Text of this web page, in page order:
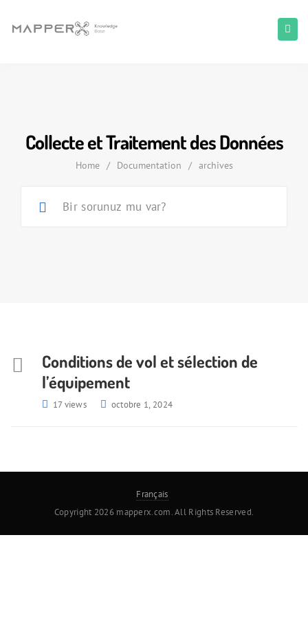
Collecte et Traitement des Données
Home / Documentation / archives
Conditions de vol et sélection de
l’équipement
17 views octobre 1, 2024
Français
Copyright 2026 mapperx.com. All Rights Reserved.